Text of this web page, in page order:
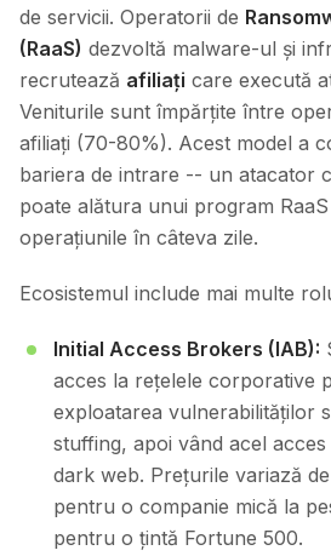
de servicii. Operatorii de
(RaaS) dezvoltă malware-ul și
recrutează afiliați care execută
Veniturile sunt împărțite între
afiliați (70-80%). Acest model a
bariera de intrare -- un atacator
poate alătura unui program
operațiunile în câteva zile.
Ecosistemul include mai multe
Initial Access Brokers (IAB):
acces la rețelele corporative
exploatarea vulnerabilităților
stuffing, apoi vând acel
dark web. Prețurile variază
pentru o companie mică la
pentru o țintă Fortune 500.